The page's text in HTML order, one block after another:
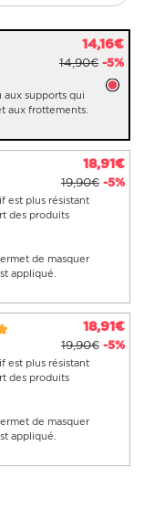
14,16€
14,90€ -5%
supports qui
aux frottements.
18,91€
19,90€ -5%
est plus résistant
des produits
de masquer
appliqué.
18,91€
19,90€ -5%
est plus résistant
des produits
de masquer
appliqué.